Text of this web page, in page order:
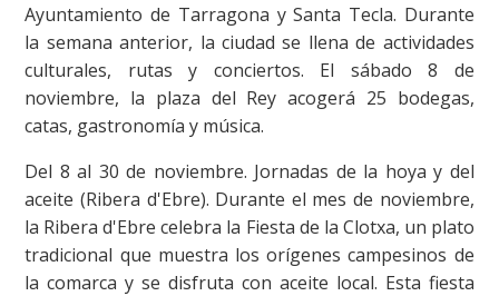
Ayuntamiento de Tarragona y Santa Tecla. Durante
la semana anterior, la ciudad se llena de actividades
culturales, rutas y conciertos. El sábado 8 de
noviembre, la plaza del Rey acogerá 25 bodegas,
catas, gastronomía y música.
Del 8 al 30 de noviembre. Jornadas de la hoya y del
aceite (Ribera d'Ebre). Durante el mes de noviembre,
la Ribera d'Ebre celebra la Fiesta de la Clotxa, un plato
tradicional que muestra los orígenes campesinos de
la comarca y se disfruta con aceite local. Esta fiesta